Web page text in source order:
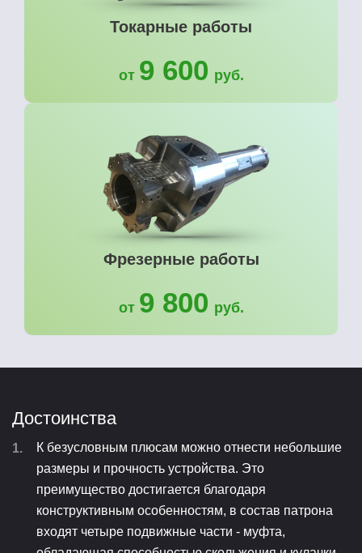
Токарные работы
от 9 600 руб.
Фрезерные работы
от 9 800 руб.
Достоинства
К безусловным плюсам можно отнести небольшие
размеры и прочность устройства. Это
преимущество достигается благодаря
конструктивным особенностям, в состав патрона
входят четыре подвижные части - муфта,